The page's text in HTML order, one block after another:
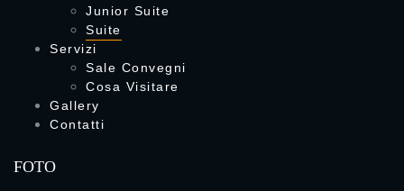
Junior Suite
Suite
Servizi
Sale Convegni
Cosa Visitare
Gallery
Contatti
FOTO